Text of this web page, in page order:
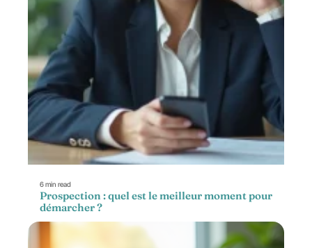
6 min read
Prospection : quel est le meilleur moment pour
démarcher ?